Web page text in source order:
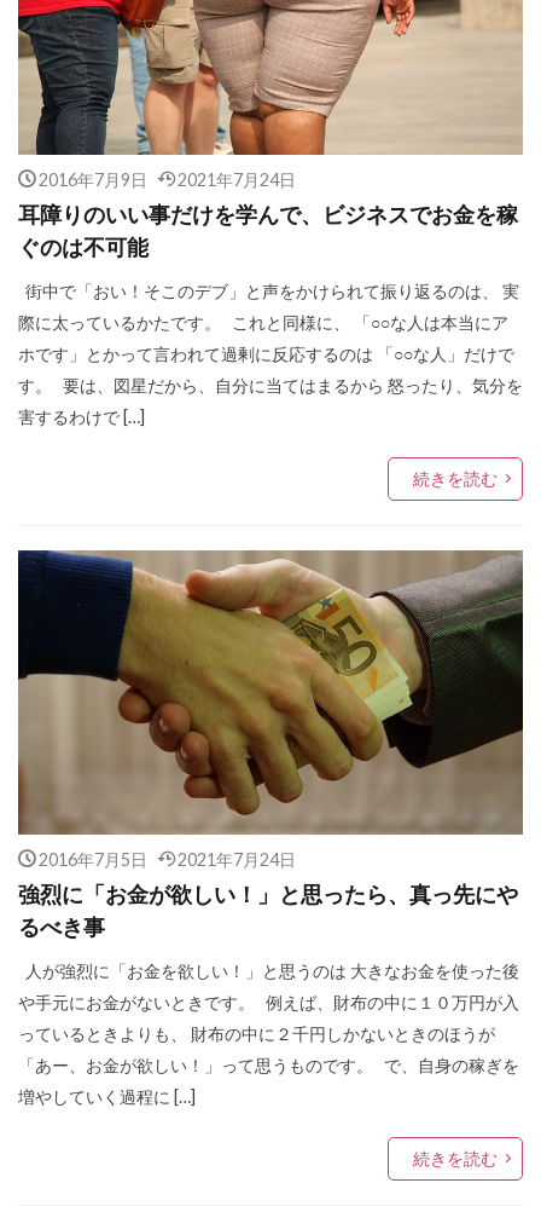
2016年7月9日 2021年7月24日
耳障りのいい事だけを学んで、ビジネスでお金を稼
ぐのは不可能
街中で「おい！そこのデブ」と声をかけられて振り返るのは、 実
際に太っているかたです。 これと同様に、 「○○な人は本当にア
ホです」とかって言われて過剰に反応するのは 「○○な人」だけで
す。 要は、図星だから、自分に当てはまるから 怒ったり、気分を
害するわけで […]
続きを読む
2016年7月5日 2021年7月24日
強烈に「お金が欲しい！」と思ったら、真っ先にや
るべき事
人が強烈に「お金を欲しい！」と思うのは 大きなお金を使った後
や手元にお金がないときです。 例えば、財布の中に１０万円が入
っているときよりも、 財布の中に２千円しかないときのほうが
「あー、お金が欲しい！」って思うものです。 で、自身の稼ぎを
増やしていく過程に […]
続きを読む